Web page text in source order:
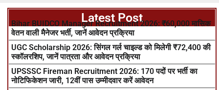
Latest Post
Bihar BUIDCO Manager Recruitment 2026: ₹60,000 मासिक
वेतन वाली मैनेजर भर्ती, जानें आवेदन प्रक्रिया
UGC Scholarship 2026: सिंगल गर्ल चाइल्ड को मिलेगी ₹72,400 की
स्कॉलरशिप, जानें पात्रता और आवेदन प्रक्रिया
UPSSSC Fireman Recruitment 2026: 170 पदों पर भर्ती का
नोटिफिकेशन जारी, 12वीं पास उम्मीदवार करें आवेदन